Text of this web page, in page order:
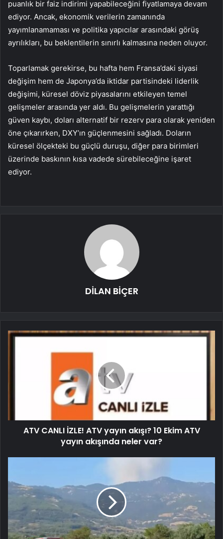
puanlık bir faiz indirimi yapabileceğini fiyatlamaya devam
ediyor. Ancak, ekonomik verilerin zamanında
yayımlanamaması ve politika yapıcılar arasındaki görüş
ayrılıkları, bu beklentilerin sınırlı kalmasına neden oluyor.
Toparlamak gerekirse, bu hafta hem Fransa’daki siyasi
değişim hem de Japonya’da iktidar partisindeki liderlik
değişimi, küresel döviz piyasalarını etkileyen temel
gelişmeler arasında yer aldı. Bu gelişmelerin yarattığı
güven kaybı, doları alternatif bir rezerv para olarak yeniden
öne çıkarırken, DXY’ın güçlenmesini sağladı. Doların
küresel ölçekteki bu güçlü duruşu, diğer para birimleri
üzerinde baskının kısa vadede sürebileceğine işaret
ediyor.
DİLAN BİÇER
ATV CANLI İZLE! ATV yayın akışı? 10 Ekim ATV
yayın akışında neler var?